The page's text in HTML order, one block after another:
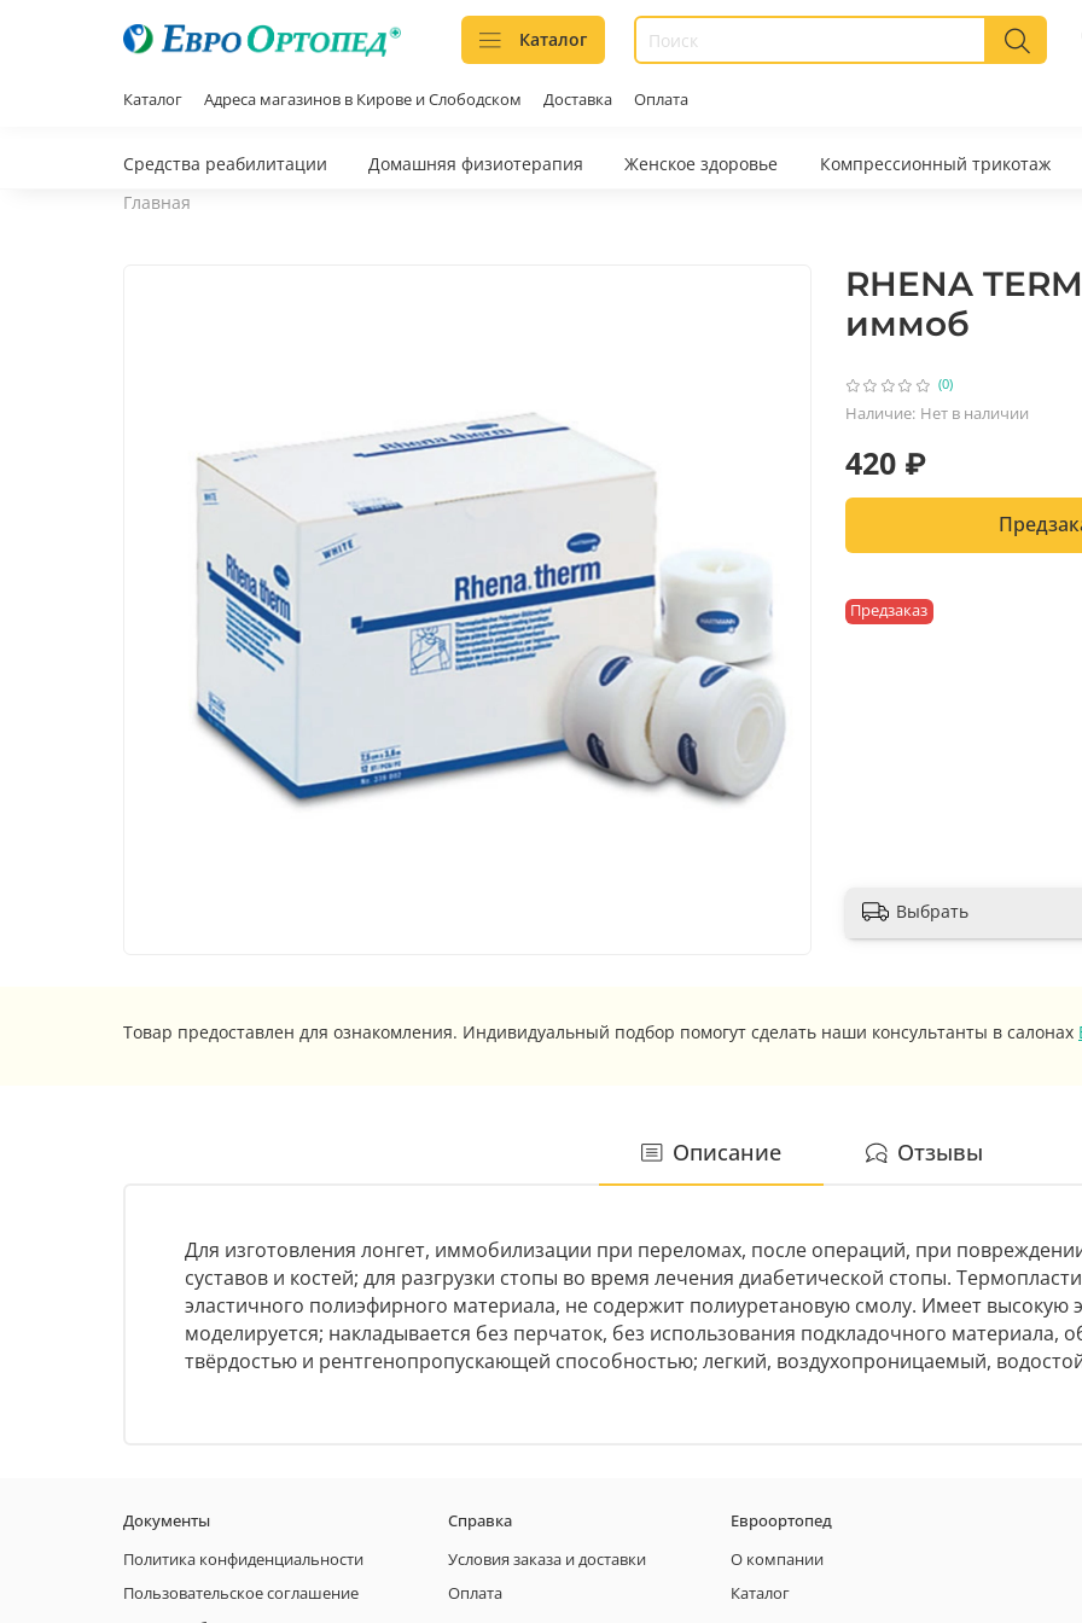
Каталог
Каталог Адреса магазинов в Кирове и Слободском Доставка Оплата
Средства реабилитации Домашняя физиотерапия Женское здоровье Компрессионный трикотаж
Главная
(0)
Наличие: Нет в наличии
Предзаказ
RHENA
иммоб
420 ₽
Выбрать
Товар предоставлен для ознакомления. Индивидуальный подбор помогут сделать наши консультанты в салонах
Описание Отзывы
Для изготовления лонгет, иммобилизации при переломах, после операций, при
суставов и костей; для разгрузки стопы во время лечения диабетической стопы.
эластичного полиэфирного материала, не содержит полиуретановую смолу. Имеет высокую
моделируется; накладывается без перчаток, без использования подкладочного материала,
твёрдостью и рентгенопропускающей способностью; легкий, воздухопроницаемый,
Документы
Политика конфиденциальности
Пользовательское соглашение
Справка
Условия заказа и доставки
Оплата
Евроортопед
О компании
Каталог